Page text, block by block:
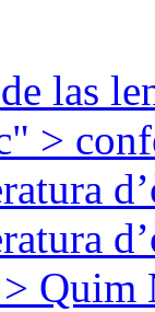
las
>
Quim